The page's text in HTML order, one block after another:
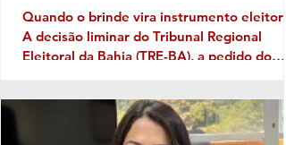
Quando o brinde vira instrumento eleitoral
A decisão liminar do Tribunal Regional
Eleitoral da Bahia (TRE-BA), a pedido do
à discussão uma prática que costuma
aparecer no período pré-eleitoral: a
tentativa de transformar eventos